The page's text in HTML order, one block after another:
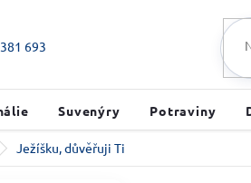
693
Suvenýry Potraviny
Ježíšku, důvěřuji Ti